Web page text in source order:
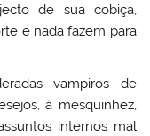
de sua cobiça,
e nada fazem para
vampiros de
à mesquinhez,
internos mal